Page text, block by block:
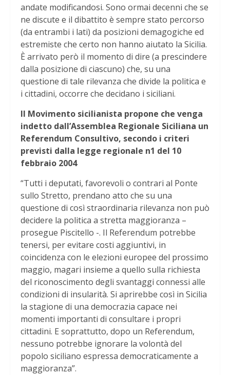
andate modificandosi. Sono ormai decenni che se
ne discute e il dibattito è sempre stato percorso
(da entrambi i lati) da posizioni demagogiche ed
estremiste che certo non hanno aiutato la Sicilia.
È arrivato però il momento di dire (a prescindere
dalla posizione di ciascuno) che, su una
questione di tale rilevanza che divide la politica e
i cittadini, occorre che decidano i siciliani.
Il Movimento sicilianista propone che venga
indetto dall’Assemblea Regionale Siciliana un
Referendum Consultivo, secondo i criteri
previsti dalla legge regionale n1 del 10
febbraio 2004
“Tutti i deputati, favorevoli o contrari al Ponte
sullo Stretto, prendano atto che su una
questione di così straordinaria rilevanza non può
decidere la politica a stretta maggioranza –
prosegue Piscitello -. Il Referendum potrebbe
tenersi, per evitare costi aggiuntivi, in
coincidenza con le elezioni europee del prossimo
maggio, magari insieme a quello sulla richiesta
del riconoscimento degli svantaggi connessi alle
condizioni di insularità. Si aprirebbe così in Sicilia
la stagione di una democrazia capace nei
momenti importanti di consultare i propri
cittadini. E soprattutto, dopo un Referendum,
nessuno potrebbe ignorare la volontà del
popolo siciliano espressa democraticamente a
maggioranza”.